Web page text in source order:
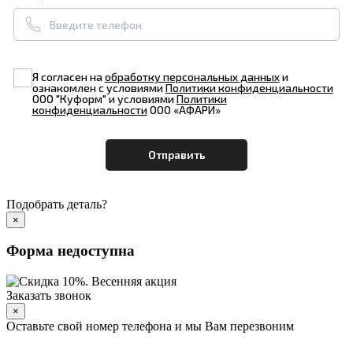
Я согласен наобработку персональных данныхи
ознакомлен с условиямиПолитики конфиденциальности
ООО "Куформ" и условиямиПолитики
конфиденциальностиООО «АФАРИ»
Подобрать деталь?
×
Форма недоступна
Заказать звонок
×
Оставьте свой номер телефона и мы Вам перезвоним